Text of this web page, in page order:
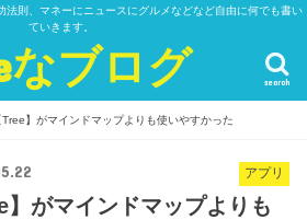
法則、マネーにニュースにグルメなどなど自由に何でも書い
ていきます。
なブログ search
】がマインドマップよりも使いやすかった
アプリ
がマインドマップよりも